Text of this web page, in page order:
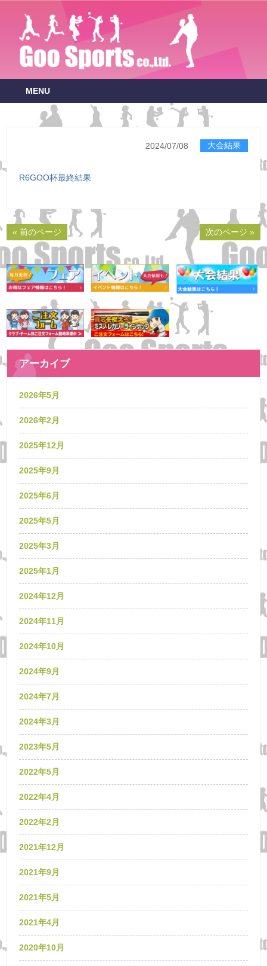
MENU
大会結果
2024/07/08
R6GOO杯最終結果
« 前のページ 次のページ »
アーカイブ
2026年5月
2026年2月
2025年12月
2025年9月
2025年6月
2025年5月
2025年3月
2025年1月
2024年12月
2024年11月
2024年10月
2024年9月
2024年7月
2024年3月
2023年5月
2022年5月
2022年4月
2022年2月
2021年12月
2021年9月
2021年5月
2021年4月
2020年10月